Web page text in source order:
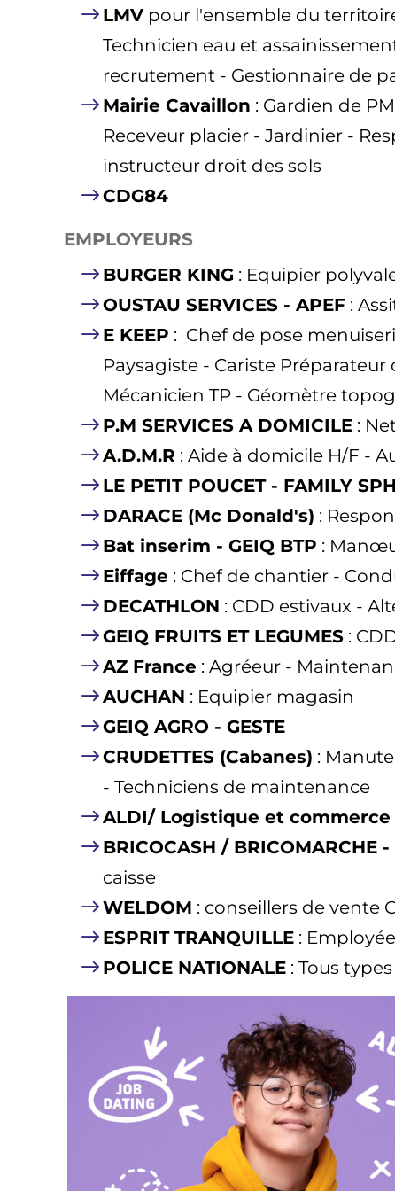
LMV pour l'ensemble du
Technicien eau et
recrutement - Gestionnaire de
Mairie Cavaillon : Gardien de
Receveur placier - Jardinier -
instructeur droit des sols
CDG84
EMPLOYEURS
BURGER KING : Equipier
OUSTAU SERVICES - APEF :
E KEEP : Chef de pose
Paysagiste - Cariste
Mécanicien TP - Géomètre
P.M SERVICES A DOMICILE :
A.D.M.R : Aide à domicile H/F -
LE PETIT POUCET - FAMILY
DARACE (Mc Donald's) :
Bat inserim - GEIQ BTP :
Eiffage : Chef de chantier -
DECATHLON : CDD estivaux -
GEIQ FRUITS ET LEGUMES :
AZ France : Agréeur -
AUCHAN : Equipier magasin
GEIQ AGRO - GESTE
CRUDETTES (Cabanes) :
- Techniciens de maintenance
ALDI/ Logistique et commerce
BRICOCASH / BRICOMARCHE -
caisse
WELDOM : conseillers de vente
ESPRIT TRANQUILLE :
POLICE NATIONALE : Tous